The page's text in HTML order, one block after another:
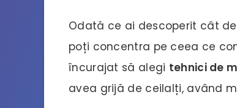
Odată ce ai descoperit cât
poți concentra pe ceea ce
încurajat să alegi tehnici de
avea grijă de ceilalți, având